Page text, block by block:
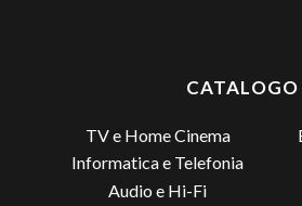
CATALOGO
TV e Home Cinema
Informatica e Telefonia
Audio e Hi-Fi